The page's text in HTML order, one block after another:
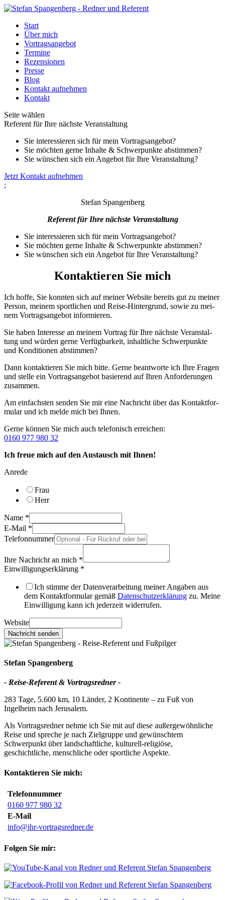
Start
Über mich
Vor­trags­an­ge­bot
Ter­mine
Rezen­sio­nen
Presse
Blog
Kon­takt auf­neh­men
Kon­takt
Seite wählen
Refe­rent für Ihre nächste Ver­an­stal­tung
Sie inter­es­sie­ren sich für mein Vor­trags­an­ge­bot?
Sie möch­ten gerne Inhalte & Schwer­punkte abstim­men?
Sie wün­schen sich ein Ange­bot für Ihre Ver­an­stal­tung?
Jetzt Kon­takt auf­neh­men
;
Stefan Spangenberg
Refe­rent für Ihre nächste Ver­an­stal­tung
Sie inter­es­sie­ren sich für mein Vor­trags­an­ge­bot?
Sie möch­ten gerne Inhalte & Schwer­punkte abstim­men?
Sie wün­schen sich ein Ange­bot für Ihre Ver­an­stal­tung?
Kon­tak­tie­ren Sie mich
Ich hoffe, Sie konn­ten sich auf mei­ner Web­site bereits gut zu mei­ner
Per­son, mei­nem sport­li­chen und Reise-Hin­ter­grund, sowie zu mei­
nem Vor­trags­an­ge­bot infor­mie­ren.
Sie haben Inter­esse an mei­nem Vor­trag für Ihre nächste Ver­an­stal­
tung und wür­den gerne Ver­füg­bar­keit, inhalt­li­che Schwer­punkte
und Kon­di­tio­nen abstim­men?
Dann kon­tak­tie­ren Sie mich bitte. Gerne beant­worte ich Ihre Fra­gen
und stelle ein Vor­trags­an­ge­bot basie­rend auf Ihren Anfor­de­run­gen
zusam­men.
Am ein­fachs­ten sen­den Sie mir eine Nach­richt über das Kon­takt­for­
mu­lar und ich melde mich bei Ihnen.
Gerne kön­nen Sie mich auch tele­fo­nisch errei­chen:
0160 977 980 32
Ich freue mich auf den Aus­tausch mit Ihnen!
Anrede
Frau
Herr
Name *
E-Mail *
Tele­fon­num­mer
Ihre Nach­richt an mich *
Ein­wil­li­gungs­er­klä­rung *
Ich stimme der Daten­ver­ar­bei­tung mei­ner Anga­ben aus
dem Kon­takt­for­mu­lar gemäß Daten­schutz­er­klä­rung zu. Meine
Ein­wil­li­gung kann ich jeder­zeit wider­ru­fen.
Web­site
Nachricht senden
Stefan Spangenberg
- Reise-Referent & Vortragsredner -
283 Tage, 5.600 km, 10 Länder, 2 Kontinente – zu Fuß von
Ingelheim nach Jerusalem.
Als Vortragsredner nehme ich Sie mit auf diese außergewöhnliche
Reise und spreche je nach Zielgruppe und gewünschtem
Schwerpunkt über landschaftliche, kulturell-religiöse,
geschichtliche, menschliche oder sportliche Aspekte.
Kontaktieren Sie mich:
Telefonnummer
0160 977 980 32
E-Mail
info@ihr-vortragsredner.de
Folgen Sie mir: